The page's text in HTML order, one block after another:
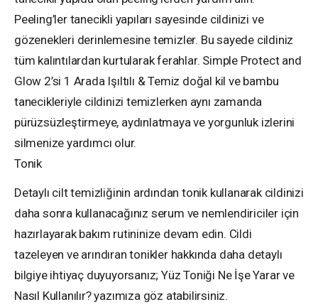
Peeling’ler tanecikli yapıları sayesinde cildinizi ve
gözenekleri derinlemesine temizler. Bu sayede cildiniz
tüm kalıntılardan kurtularak ferahlar. Simple Protect and
Glow 2’si 1 Arada Işıltılı & Temiz doğal kil ve bambu
tanecikleriyle cildinizi temizlerken aynı zamanda
pürüzsüzleştirmeye, aydınlatmaya ve yorgunluk izlerini
silmenize yardımcı olur.
Tonik
Detaylı cilt temizliğinin ardından tonik kullanarak cildinizi
daha sonra kullanacağınız serum ve nemlendiriciler için
hazırlayarak bakım rutininize devam edin. Cildi
tazeleyen ve arındıran tonikler hakkında daha detaylı
bilgiye ihtiyaç duyuyorsanız; Yüz Toniği Ne İşe Yarar ve
Nasıl Kullanılır? yazımıza göz atabilirsiniz.